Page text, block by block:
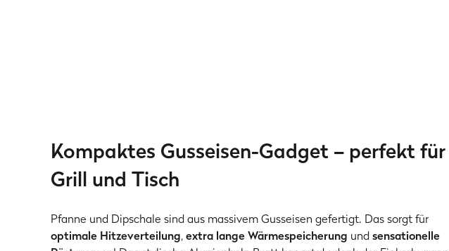
Kompaktes Gusseisen-Gadget – perfekt für
Grill und Tisch
Pfanne und Dipschale sind aus massivem Gusseisen gefertigt. Das sorgt für
optimale Hitzeverteilung,extra lange Wärmespeicherung undsensationelle